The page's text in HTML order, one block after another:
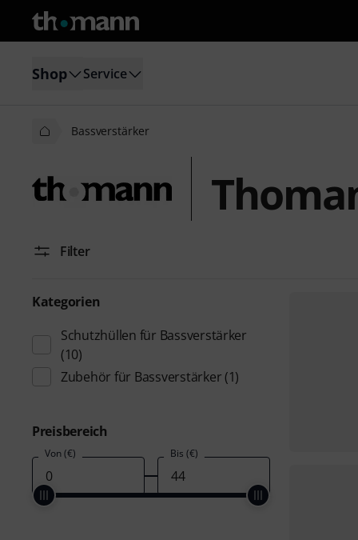
Shop Service
Bassverstärker
Filter
Kategorien
Schutzhüllen für Bassverstärker
(10)
Zubehör für Bassverstärker (1)
Preisbereich
Von (€) Bis (€)